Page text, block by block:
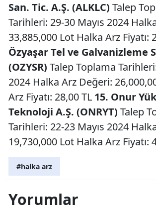
San. Tic. A.Ş. (ALKLC) Talep
Tarihleri: 29-30 Mayıs 2024
33,885,000 Lot Halka Arz Fiyatı:
Özyaşar Tel ve Galvanizleme
(OZYSR) Talep Toplama
2024 Halka Arz Değeri:
Arz Fiyatı: 28,00 TL 15. Onur
Teknoloji A.Ş. (ONRYT) Talep
Tarihleri: 22-23 Mayıs 2024
19,730,000 Lot Halka Arz Fiyatı:
#halka arz
Yorumlar